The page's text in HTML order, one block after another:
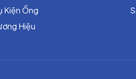
Kiện Ống
Hiệu